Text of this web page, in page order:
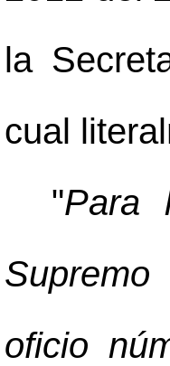
la
cual
"Para
oficio